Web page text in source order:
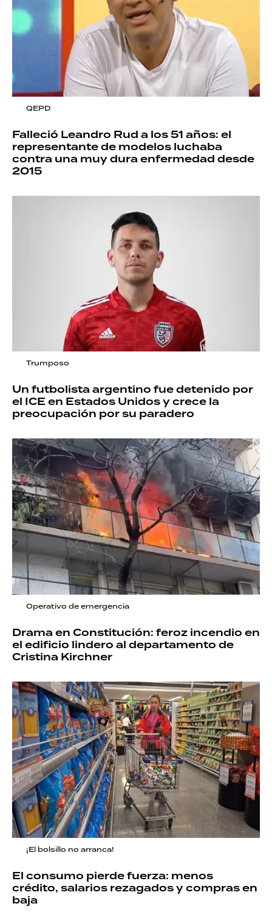
QEPD
Falleció Leandro Rud a los 51 años: el
representante de modelos luchaba
contra una muy dura enfermedad desde
2015
Trumposo
Un futbolista argentino fue detenido por
el ICE en Estados Unidos y crece la
preocupación por su paradero
Operativo de emergencia
Drama en Constitución: feroz incendio en
el edificio lindero al departamento de
Cristina Kirchner
¡El bolsillo no arranca!
El consumo pierde fuerza: menos
crédito, salarios rezagados y compras en
baja